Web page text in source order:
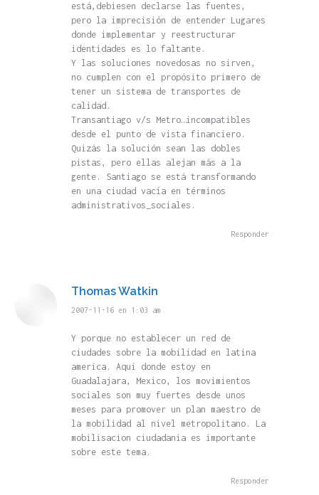
está,debiesen declarse las fuentes,
pero la imprecisión de entender Lugares
donde implementar y reestructurar
identidades es lo faltante.
Y las soluciones novedosas no sirven,
no cumplen con el propósito primero de
tener un sistema de transportes de
calidad.
Transantiago v/s Metro…incompatibles
desde el punto de vista financiero.
Quizás la solución sean las dobles
pistas, pero ellas alejan más a la
gente. Santiago se está transformando
en una ciudad vacía en términos
administrativos_sociales.
Responder
Thomas Watkin
dice:
2007-11-16 en 1:03 am
Y porque no establecer un red de
ciudades sobre la mobilidad en latina
america. Aqui donde estoy en
Guadalajara, Mexico, los movimientos
sociales son muy fuertes desde unos
meses para promover un plan maestro de
la mobilidad al nivel metropolitano. La
mobilisacion ciudadania es importante
sobre este tema.
Responder